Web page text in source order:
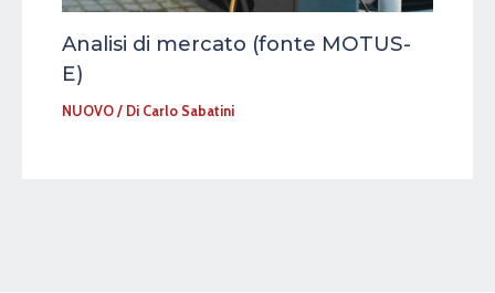
Analisi di mercato (fonte MOTUS-
E)
NUOVO / Di Carlo Sabatini